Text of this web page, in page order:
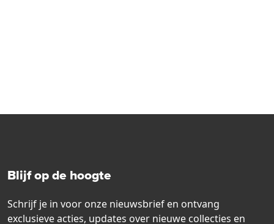
Blijf op de hoogte
Schrijf je in voor onze nieuwsbrief en ontvang
exclusieve acties, updates over nieuwe collecties en